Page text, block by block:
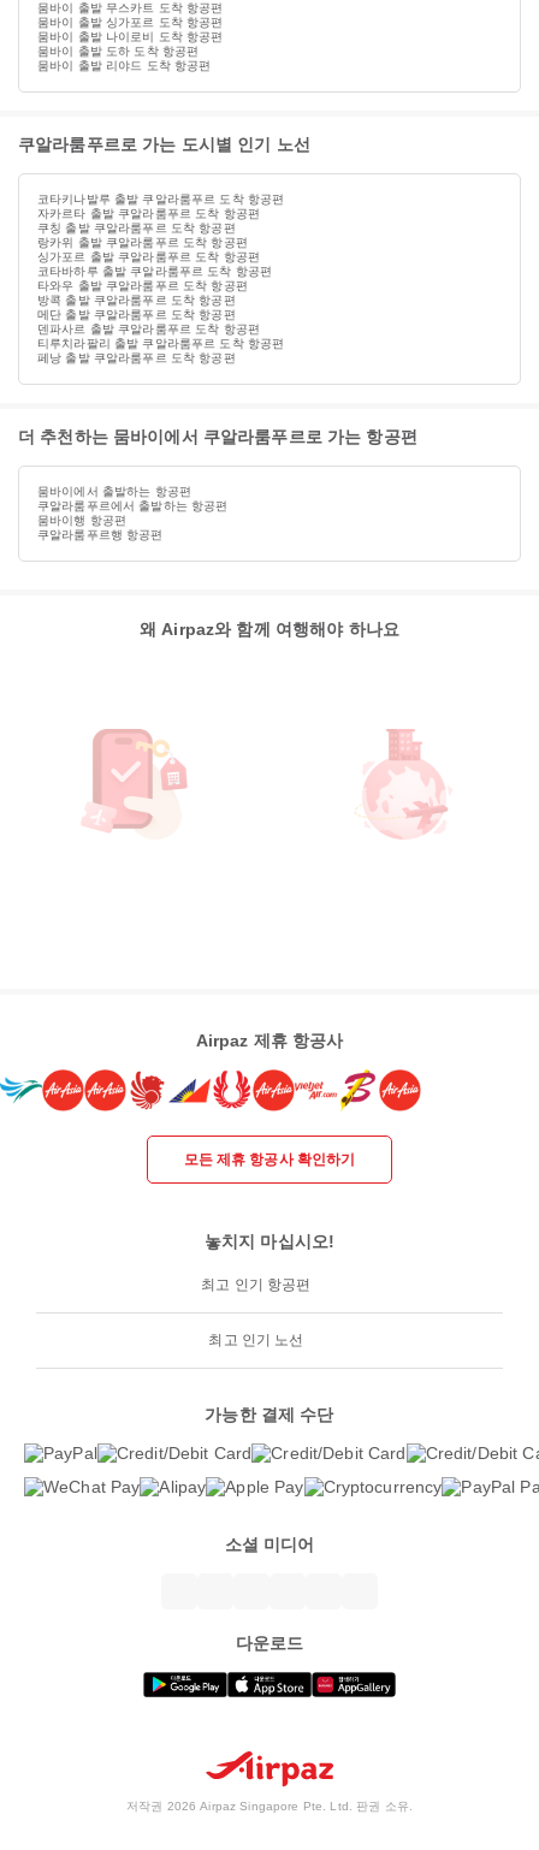
뭄바이 출발 무스카트 도착 항공편
뭄바이 출발 싱가포르 도착 항공편
뭄바이 출발 나이로비 도착 항공편
뭄바이 출발 도하 도착 항공편
뭄바이 출발 리야드 도착 항공편
쿠알라룸푸르로 가는 도시별 인기 노선
코타키나발루 출발 쿠알라룸푸르 도착 항공편
자카르타 출발 쿠알라룸푸르 도착 항공편
쿠칭 출발 쿠알라룸푸르 도착 항공편
랑카위 출발 쿠알라룸푸르 도착 항공편
싱가포르 출발 쿠알라룸푸르 도착 항공편
코타바하루 출발 쿠알라룸푸르 도착 항공편
타와우 출발 쿠알라룸푸르 도착 항공편
방콕 출발 쿠알라룸푸르 도착 항공편
메단 출발 쿠알라룸푸르 도착 항공편
덴파사르 출발 쿠알라룸푸르 도착 항공편
티루치라팔리 출발 쿠알라룸푸르 도착 항공편
페낭 출발 쿠알라룸푸르 도착 항공편
더 추천하는 뭄바이에서 쿠알라룸푸르로 가는 항공편
뭄바이에서 출발하는 항공편
쿠알라룸푸르에서 출발하는 항공편
뭄바이행 항공편
쿠알라룸푸르행 항공편
왜 Airpaz와 함께 여행해야 하나요
Airpaz 제휴 항공사
모든 제휴 항공사 확인하기
놓치지 마십시오!
최고 인기 항공편
최고 인기 노선
가능한 결제 수단
소셜 미디어
다운로드
저작권 2026 Airpaz Singapore Pte. Ltd. 판권 소유.